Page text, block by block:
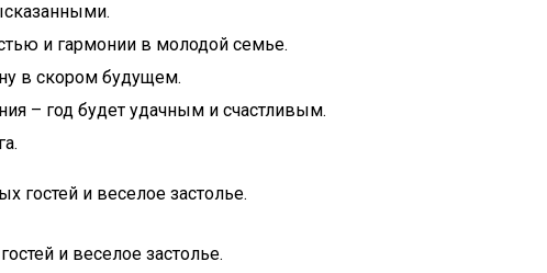
и гармонии в молодой семье.
в скором будущем.
– год будет удачным и счастливым.
гостей и веселое застолье.
и веселое застолье.